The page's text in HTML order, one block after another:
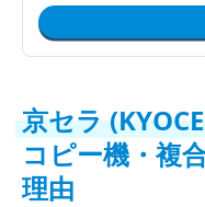
京セラ
コピー機・複
理由